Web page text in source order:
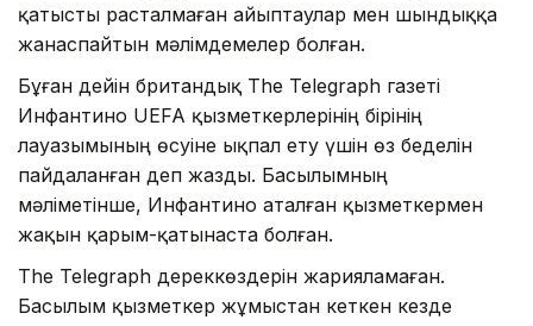
қатысты расталмаған айыптаулар мен шындыққа
жанаспайтын мәлімдемелер болған.
Бұған дейін британдық The Telegraph газеті
Инфантино UEFA қызметкерлерінің бірінің
лауазымының өсуіне ықпал ету үшін өз беделін
пайдаланған деп жазды. Басылымның
мәліметінше, Инфантино аталған қызметкермен
жақын қарым-қатынаста болған.
The Telegraph дереккөздерін жарияламаған.
Басылым қызметкер жұмыстан кеткен кезде